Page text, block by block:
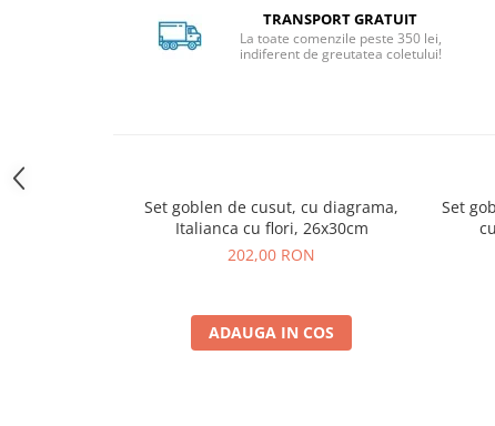
Facebook
TRANSPORT GRATUIT
La toate comenzile peste 350 lei,
indiferent de greutatea coletului!
Set goblen de cusut, cu diagrama,
Italianca cu flori, 26x30cm
202,00 RON
ADAUGA IN COS
Set